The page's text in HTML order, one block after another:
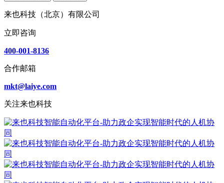
来也科技（北京）有限公司
立即咨询
400-001-8136
合作邮箱
mkt@laiye.com
关注来也科技